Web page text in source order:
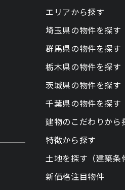
エリアから探す
埼玉県の物件を探す
群馬県の物件を探す
栃木県の物件を探す
茨城県の物件を探す
千葉県の物件を探す
建物のこだわりから
特徴から探す
土地を探す（建築条
新価格注目物件